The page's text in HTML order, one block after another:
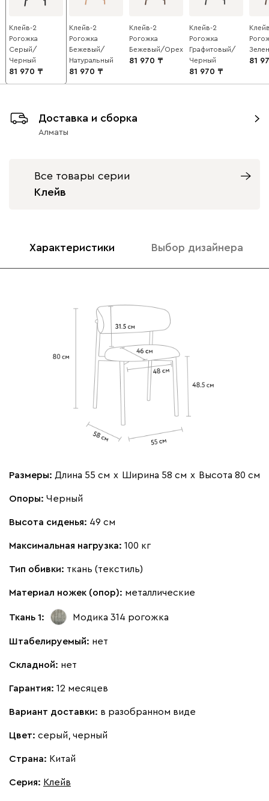
Клейв-2
Рогожка
Серый/
Черный
81 970
Клейв-2
Рогожка
Бежевый/
Натуральный
81 970
Клейв-2
Рогожка
Бежевый/Орех
81 970
Клейв-2
Рогожка
Графитовый/
Черный
81 970
81
Доставка и сборка
Алматы
Все товары серии
Клейв
Характеристики Выбор дизайнера
Размеры: Длина 55 см х Ширина 58 см х Высота 80 см
Опоры: Черный
Высота сиденья: 49 см
Максимальная нагрузка: 100 кг
Тип обивки: ткань (текстиль)
Материал ножек (опор): металлические
Ткань 1: Модика 314 рогожка
Штабелируемый: нет
Складной: нет
Гарантия: 12 месяцев
Вариант доставки: в разобранном виде
Цвет: серый, черный
Страна: Китай
Серия: Клейв